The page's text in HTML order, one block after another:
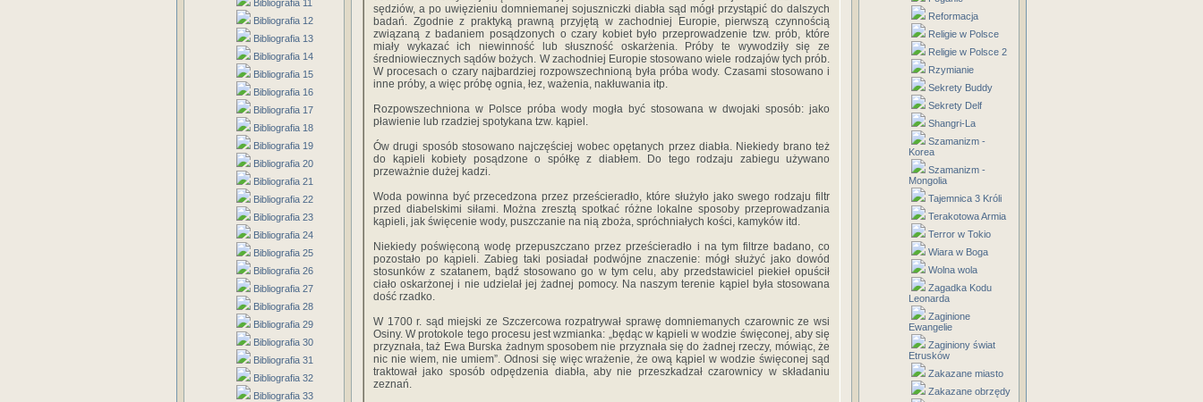
Bibliografia 11
Bibliografia 12
Bibliografia 13
Bibliografia 14
Bibliografia 15
Bibliografia 16
Bibliografia 17
Bibliografia 18
Bibliografia 19
Bibliografia 20
Bibliografia 21
Bibliografia 22
Bibliografia 23
Bibliografia 24
Bibliografia 25
Bibliografia 26
Bibliografia 27
Bibliografia 28
Bibliografia 29
Bibliografia 30
Bibliografia 31
Bibliografia 32
Bibliografia 33
sędziów, a po uwięzieniu domniemanej sojuszniczki diabła sąd mógł przystąpić do dalszych
badań. Zgodnie z praktyką prawną przyjętą w zachodniej Europie, pierwszą czynnością
związaną z badaniem posądzonych o czary kobiet było przeprowadzenie tzw. prób, które
miały wykazać ich niewinność lub słuszność oskarżenia. Próby te wywodziły się ze
średniowiecznych sądów bożych. W zachodniej Europie stosowano wiele rodzajów tych prób.
W procesach o czary najbardziej rozpowszechnioną była próba wody. Czasami stosowano i
inne próby, a więc próbę ognia, łez, ważenia, nakłuwania itp.
Rozpowszechniona w Polsce próba wody mogła być stosowana w dwojaki sposób: jako
pławienie lub rzadziej spotykana tzw. kąpiel.
Ów drugi sposób stosowano najczęściej wobec opętanych przez diabła. Niekiedy brano też
do kąpieli kobiety posądzone o spółkę z diabłem. Do tego rodzaju zabiegu używano
przeważnie dużej kadzi.
Woda powinna być przecedzona przez prześcieradło, które służyło jako swego rodzaju filtr
przed diabelskimi siłami. Można zresztą spotkać różne lokalne sposoby przeprowadzania
kąpieli, jak święcenie wody, puszczanie na nią zboża, spróchniałych kości, kamyków itd.
Niekiedy poświęconą wodę przepuszczano przez prześcieradło i na tym filtrze badano, co
pozostało po kąpieli. Zabieg taki posiadał podwójne znaczenie: mógł służyć jako dowód
stosunków z szatanem, bądź stosowano go w tym celu, aby przedstawiciel piekieł opuścił
ciało oskarżonej i nie udzielał jej żadnej pomocy. Na naszym terenie kąpiel była stosowana
dość rzadko.
W 1700 r. sąd miejski ze Szczercowa rozpatrywał sprawę domniemanych czarownic ze wsi
Osiny. W protokole tego procesu jest wzmianka: „będąc w kąpieli w wodzie święconej, aby się
przyznała, taż Ewa Burska żadnym sposobem nie przyznała się do żadnej rzeczy, mówiąc, że
nic nie wiem, nie umiem”. Odnosi się więc wrażenie, że ową kąpiel w wodzie święconej sąd
traktował jako sposób odpędzenia diabła, aby nie przeszkadzał czarownicy w składaniu
zeznań.
Reformacja
Religie w Polsce
Religie w Polsce 2
Rzymianie
Sekrety Buddy
Sekrety Delf
Shangri-La
Szamanizm -
Korea
Szamanizm -
Mongolia
Tajemnica 3 Króli
Terakotowa Armia
Terror w Tokio
Wiara w Boga
Wolna wola
Zagadka Kodu
Leonarda
Zaginione
Ewangelie
Zaginiony świat
Etrusków
Zakazane miasto
Zakazane obrzędy